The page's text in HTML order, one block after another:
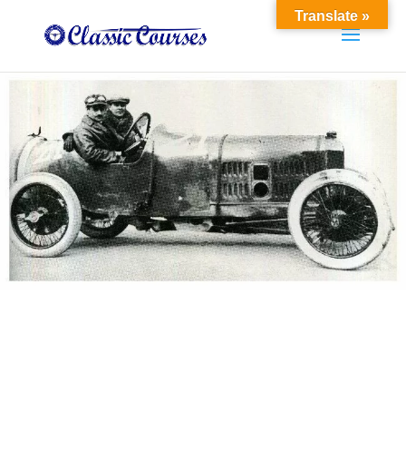
Translate »